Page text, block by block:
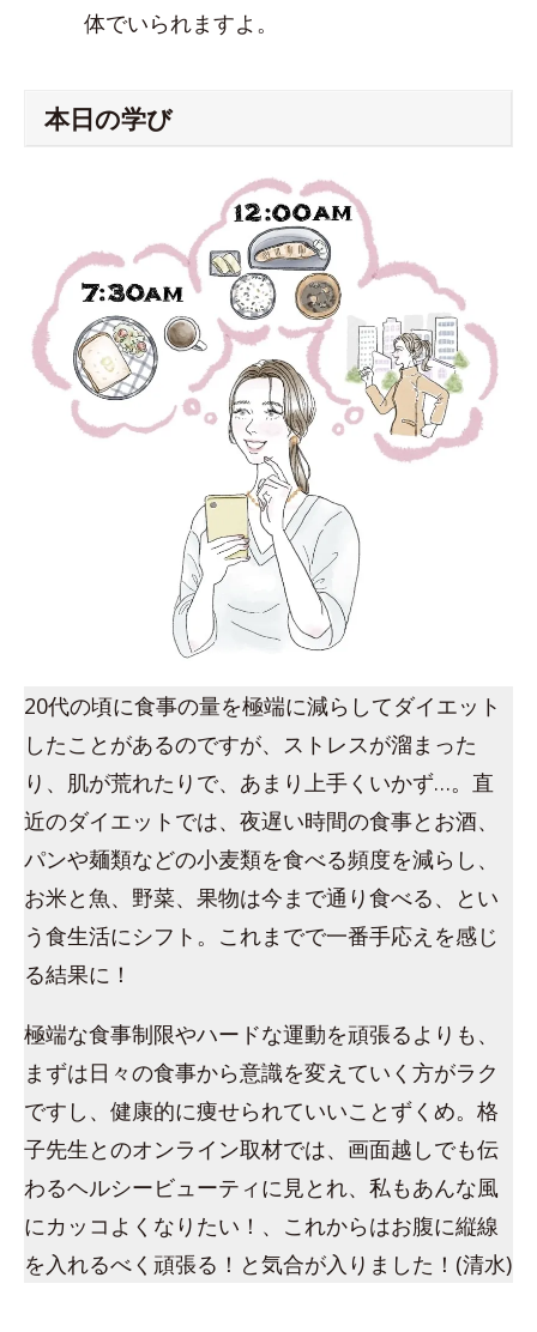
体でいられますよ。
本日の学び
20代の頃に食事の量を極端に減らしてダイエット
したことがあるのですが、ストレスが溜まった
り、肌が荒れたりで、あまり上手くいかず…。直
近のダイエットでは、夜遅い時間の食事とお酒、
パンや麺類などの小麦類を食べる頻度を減らし、
お米と魚、野菜、果物は今まで通り食べる、とい
う食生活にシフト。これまでで一番手応えを感じ
る結果に！
極端な食事制限やハードな運動を頑張るよりも、
まずは日々の食事から意識を変えていく方がラク
ですし、健康的に痩せられていいことずくめ。格
子先生とのオンライン取材では、画面越しでも伝
わるヘルシービューティに見とれ、私もあんな風
にカッコよくなりたい！、これからはお腹に縦線
を入れるべく頑張る！と気合が入りました！(清水)